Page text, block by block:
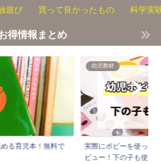
遊び 買って良かったもの 科学実
得情報まとめ
る育児本！無料で
幼児教材
実際にポピーを使った
ビュー！下の子も使...